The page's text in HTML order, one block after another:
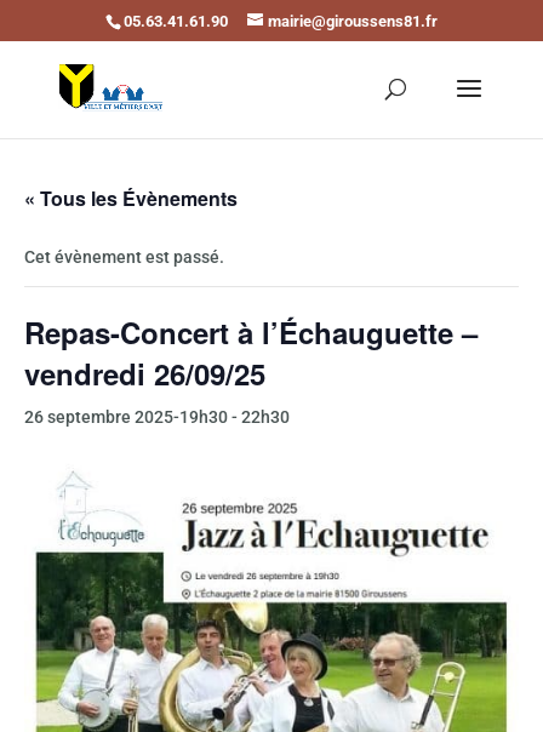
Ouvrir la barre d’outils
05.63.41.61.90 mairie@giroussens81.fr
« Tous les Évènements
Cet évènement est passé.
Repas-Concert à l’Échauguette –
vendredi 26/09/25
26 septembre 2025-19h30-22h30